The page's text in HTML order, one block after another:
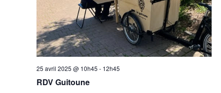
RDV Guitoune
25 avril 2025 @ 10h45 - 12h45